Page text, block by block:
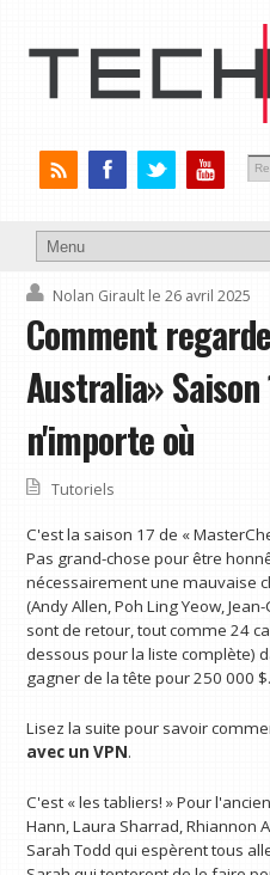
Nolan Girault le 26 avril 2025
Comment
Australia»
n'importe où
Tutoriels
C'est la saison 17 de «
Pas grand-chose pour être
nécessairement une mauvaise
(Andy Allen, Poh Ling Yeow,
sont de retour, tout comme 24
dessous pour la liste complète)
gagner de la tête pour 250 000 $.
Lisez la suite pour savoir
avec un VPN.
C'est « les tabliers! » Pour
Hann, Laura Sharrad, Rhiannon
Sarah Todd qui espèrent tous